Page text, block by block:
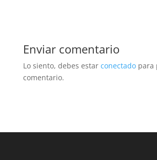
Enviar comentario
Lo siento, debes estar conectadopara
comentario.